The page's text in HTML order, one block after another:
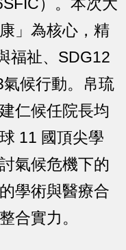
」為核心，精
福祉、SDG12
候行動。帛琉
仁候任院長均
11 國頂尖學
氣候危機下的
學術與醫療合
合實力。